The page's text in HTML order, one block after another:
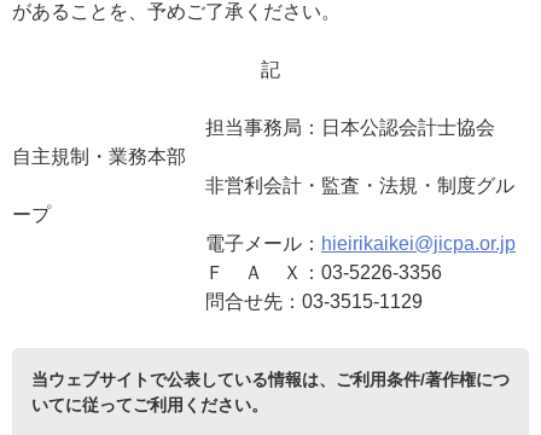
があることを、予めご了承ください。
記
担当事務局：日本公認会計士協会
自主規制・業務本部
非営利会計・監査・法規・制度グル
ープ
電子メール： hieirikaikei@jicpa.or.jp
Ｆ Ａ Ｘ：03-5226-3356
問合せ先：03-3515-1129
当ウェブサイトで公表している情報は、 ご利用条件/著作権につ
いてに従ってご利用ください。